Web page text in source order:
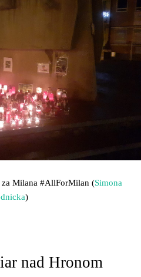
Milana #AllForMilan (Simona
)
nad Hronom